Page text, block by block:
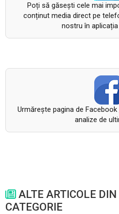
Poți să găsești cele mai
conținut media direct pe
nostru în aplicația
Urmăreşte pagina de Facebook
analize de
ALTE ARTICOLE DIN
CATEGORIE